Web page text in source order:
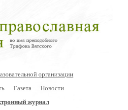
организации
Газета
Новости
журнал